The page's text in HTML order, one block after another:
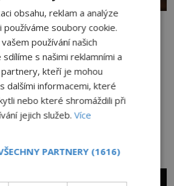
magická kniha:
kabalistická
3.5TIS
židovského vzdělance
je napěchovaná až po strop
učenec sedí za stolem a
jeden z nejzáhadnějších
do něj zaznamenal mocná
myslí, nebo jde o pouhou
obsahu, reklam a analýze
používáme soubory cookie.
používání našich
s našimi reklamními a
partnery, kteří je mohou
dalšími informacemi, které
nebo které shromáždili při
jejich služeb.Více
PARTNERY (1616)